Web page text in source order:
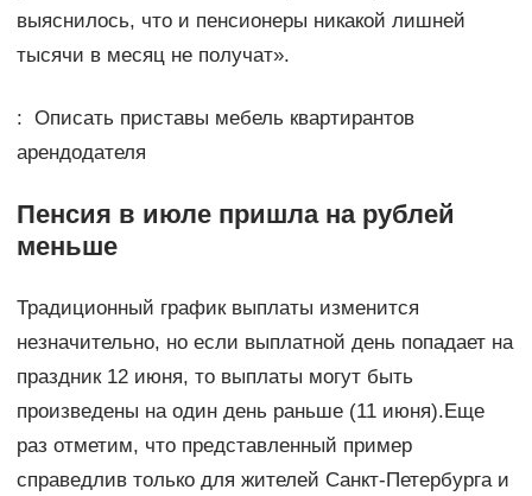
выяснилось, что и пенсионеры никакой лишней
тысячи в месяц не получат».
: Описать приставы мебель квартирантов
арендодателя
Пенсия в июле пришла на рублей
меньше
Традиционный график выплаты изменится
незначительно, но если выплатной день попадает на
праздник 12 июня, то выплаты могут быть
произведены на один день раньше (11 июня).Еще
раз отметим, что представленный пример
справедлив только для жителей Санкт-Петербурга и